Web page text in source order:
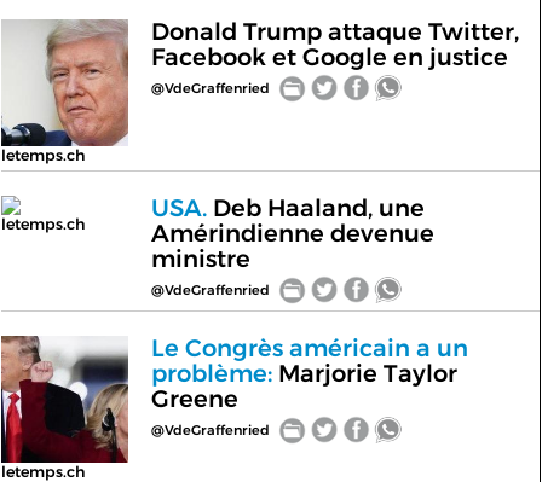
letemps.ch
Donald Trump attaque Twitter,
Facebook et Google en justice
@VdeGraffenried
letemps.ch
USA.Deb Haaland, une
Amérindienne devenue
ministre
@VdeGraffenried
letemps.ch
Le Congrès américain a un
problème:Marjorie Taylor
Greene
@VdeGraffenried